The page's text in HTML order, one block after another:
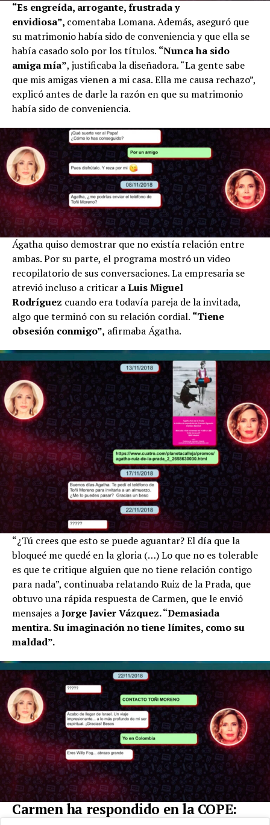
“Es engreída, arrogante, frustrada y
envidiosa”, comentaba Lomana. Además, aseguró que
su matrimonio había sido de conveniencia y que ella se
había casado solo por los títulos. “Nunca ha sido
amiga mía”, justificaba la diseñadora. “La gente sabe
que mis amigas vienen a mi casa. Ella me causa rechazo”,
explicó antes de darle la razón en que su matrimonio
había sido de conveniencia.
Ágatha quiso demostrar que no existía relación entre
ambas. Por su parte, el programa mostró un video
recopilatorio de sus conversaciones. La empresaria se
atrevió incluso a criticar aLuis Miguel
Rodríguez cuando era todavía pareja de la invitada,
algo que terminó con su relación cordial. “Tiene
obsesión conmigo”, afirmaba Ágatha.
“¿Tú crees que esto se puede aguantar? El día que la
bloqueé me quedé en la gloria (…) Lo que no es tolerable
es que te critique alguien que no tiene relación contigo
para nada”, continuaba relatando Ruiz de la Prada, que
obtuvo una rápida respuesta de Carmen, que le envió
mensajes aJorge Javier Vázquez. “Demasiada
mentira. Su imaginación no tiene límites, como su
maldad”.
Carmen ha respondido en la COPE: